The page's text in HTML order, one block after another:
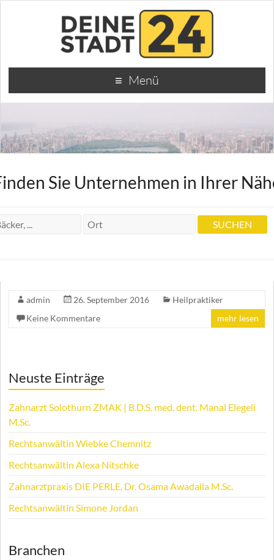
Menü
Sie Unternehmen in Ihrer
admin 26. September 2016
Heilpraktiker
Keine Kommentare
mehr lesen
Neuste Einträge
Zahnarzt Solothurn ZMAK | B.D.S. med. dent. Manal Elegeli
M.Sc.
Rechtsanwältin Wiebke Chemnitz
Rechtsanwältin Alexa Nitschke
Zahnarztpraxis DIE PERLE, Dr. Osama Awadalla M.Sc.
Rechtsanwältin Simone Jordan
Branchen